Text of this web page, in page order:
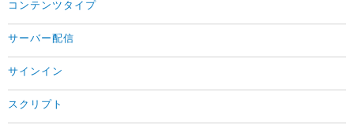
コンテンツタイプ
サーバー配信
サインイン
スクリプト